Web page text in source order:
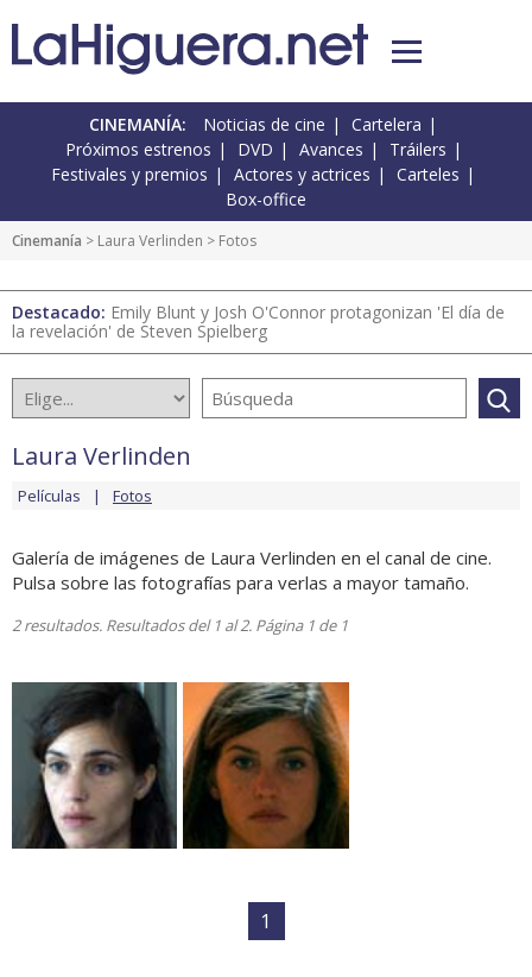
CINEMANÍA: Noticias de cine
Cartelera
Próximos estrenos
DVD Avances
Tráilers
Festivales y premios
Actores y actrices
Carteles
Box-office
Cinemanía > Laura Verlinden > Fotos
Destacado: Emily Blunt y Josh O'Connor protagonizan 'El día de
la revelación' de Steven Spielberg
Laura Verlinden
Películas Fotos
Galería de imágenes de Laura Verlinden en el canal de cine.
Pulsa sobre las fotografías para verlas a mayor tamaño.
2 resultados. Resultados del 1 al 2. Página 1 de 1
1